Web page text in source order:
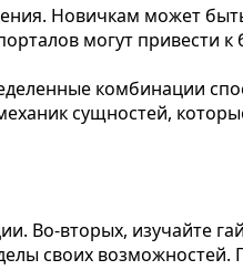
Новичкам может
могут привести к
комбинации
сущностей,
Во-вторых, изучайте
своих возможностей.